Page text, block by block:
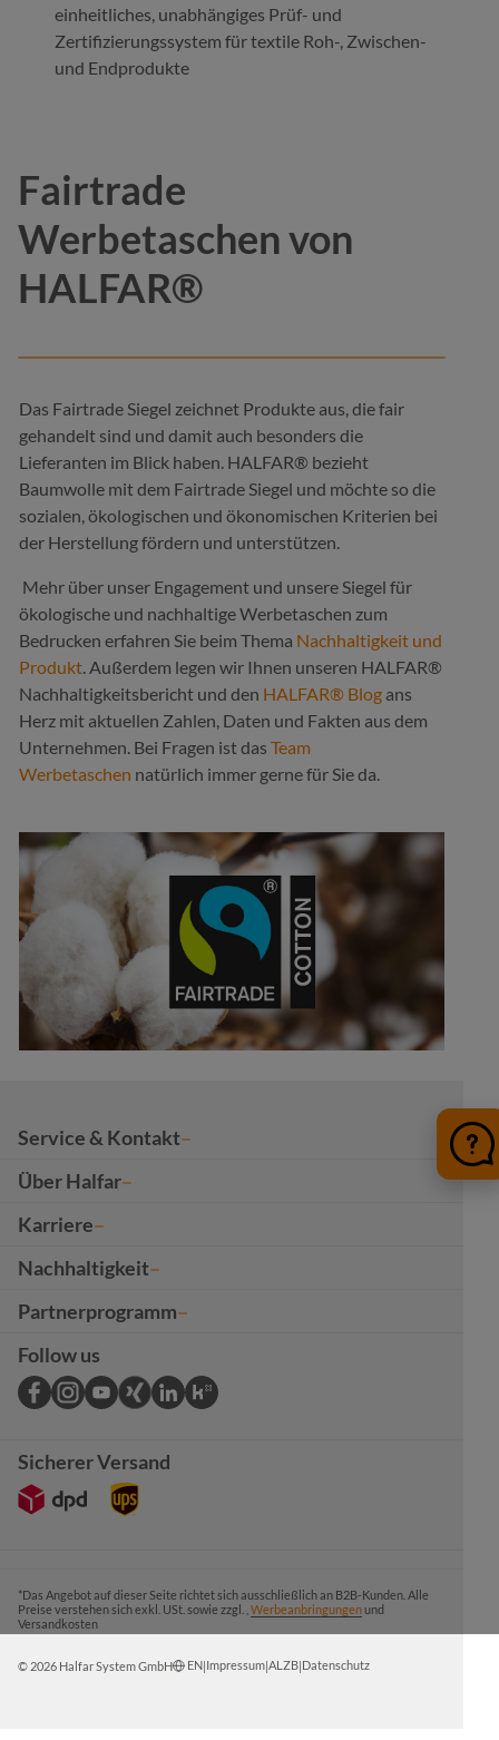
einheitliches, unabhängiges Prüf- und
Zertifizierungssystem für textile Roh-, Zwischen-
und Endprodukte
Fairtrade
Werbetaschen von
HALFAR®
Das Fairtrade Siegel zeichnet Produkte aus, die fair
gehandelt sind und damit auch besonders die
Lieferanten im Blick haben. HALFAR® bezieht
Baumwolle mit dem Fairtrade Siegel und möchte so die
sozialen, ökologischen und ökonomischen Kriterien bei
der Herstellung fördern und unterstützen.
Mehr über unser Engagement und unsere Siegel für
ökologische und nachhaltige Werbetaschen zum
Bedrucken erfahren Sie beim Thema Nachhaltigkeit und
Produkt. Außerdem legen wir Ihnen unseren HALFAR®
Nachhaltigkeitsbericht und den HALFAR® Blog ans
Herz mit aktuellen Zahlen, Daten und Fakten aus dem
Unternehmen. Bei Fragen ist das Team
Werbetaschen natürlich immer gerne für Sie da.
Service & Kontakt
Über Halfar
Karriere
Nachhaltigkeit
Partnerprogramm
Follow us
Sicherer Versand
*Das Angebot auf dieser Seite richtet sich ausschließlich an B2B-Kunden. Alle
Preise verstehen sich exkl. USt. sowie zzgl. , Werbeanbringungenund
Versandkosten
© 2026 Halfar System GmbH EN|Impressum|ALZB|Datenschutz